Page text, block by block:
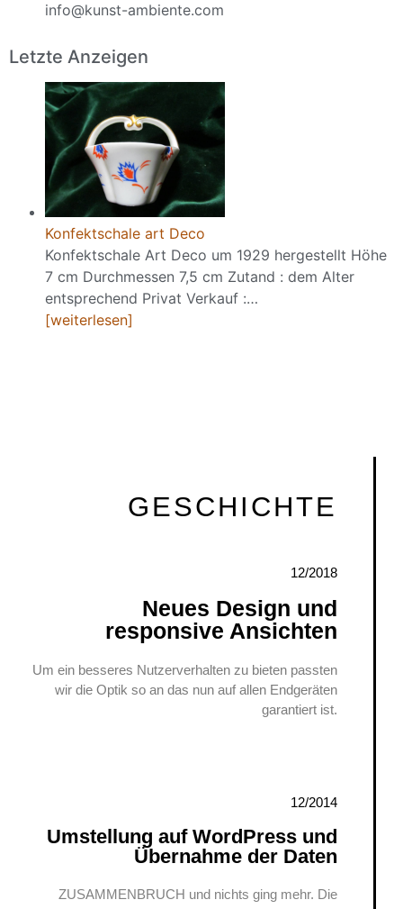
info@kunst-ambiente.com
Letzte Anzeigen
Konfektschale art Deco
Konfektschale Art Deco um 1929 hergestellt Höhe
7 cm Durchmessen 7,5 cm Zutand : dem Alter
entsprechend Privat Verkauf :…
[weiterlesen]
GESCHICHTE
12/2018
Neues Design und
responsive Ansichten
Um ein besseres Nutzerverhalten zu bieten passten
wir die Optik so an das nun auf allen Endgeräten
garantiert ist.
12/2014
Umstellung auf WordPress und
Übernahme der Daten
ZUSAMMENBRUCH und nichts ging mehr. Die